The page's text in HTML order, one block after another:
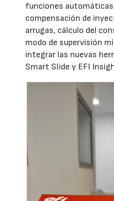
funciones
compensación de
arrugas, cálculo del
modo de supervisión
integrar las nuevas
Smart Slide y EFI